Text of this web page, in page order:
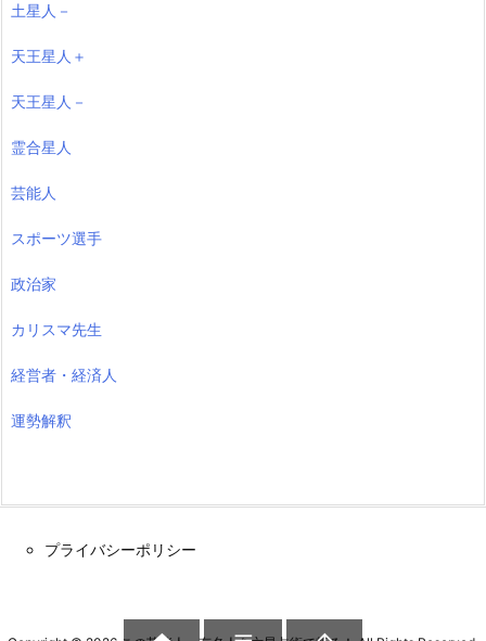
土星人－
天王星人＋
天王星人－
霊合星人
芸能人
スポーツ選手
政治家
カリスマ先生
経営者・経済人
運勢解釈
プライバシーポリシー